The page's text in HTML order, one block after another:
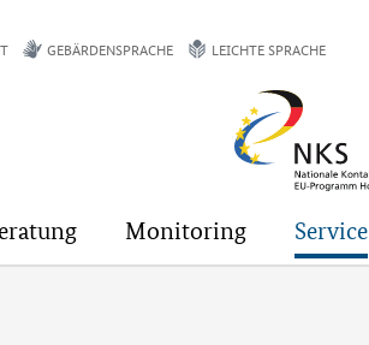
GEBÄRDENSPRACHE LEICHTE SPRACHE
Horizont
Europa
Monitoring Service